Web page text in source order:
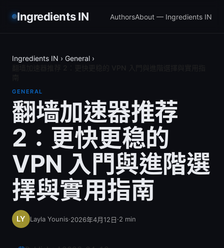
Ingredients IN AuthorsAbout — Ingredients IN
Ingredients IN › General ›
GENERAL
翻墙加速器推荐
2：更快更稳的
VPN 入門與進階選
擇與實用指南
Layla Younis·2026年4月12日·2 min